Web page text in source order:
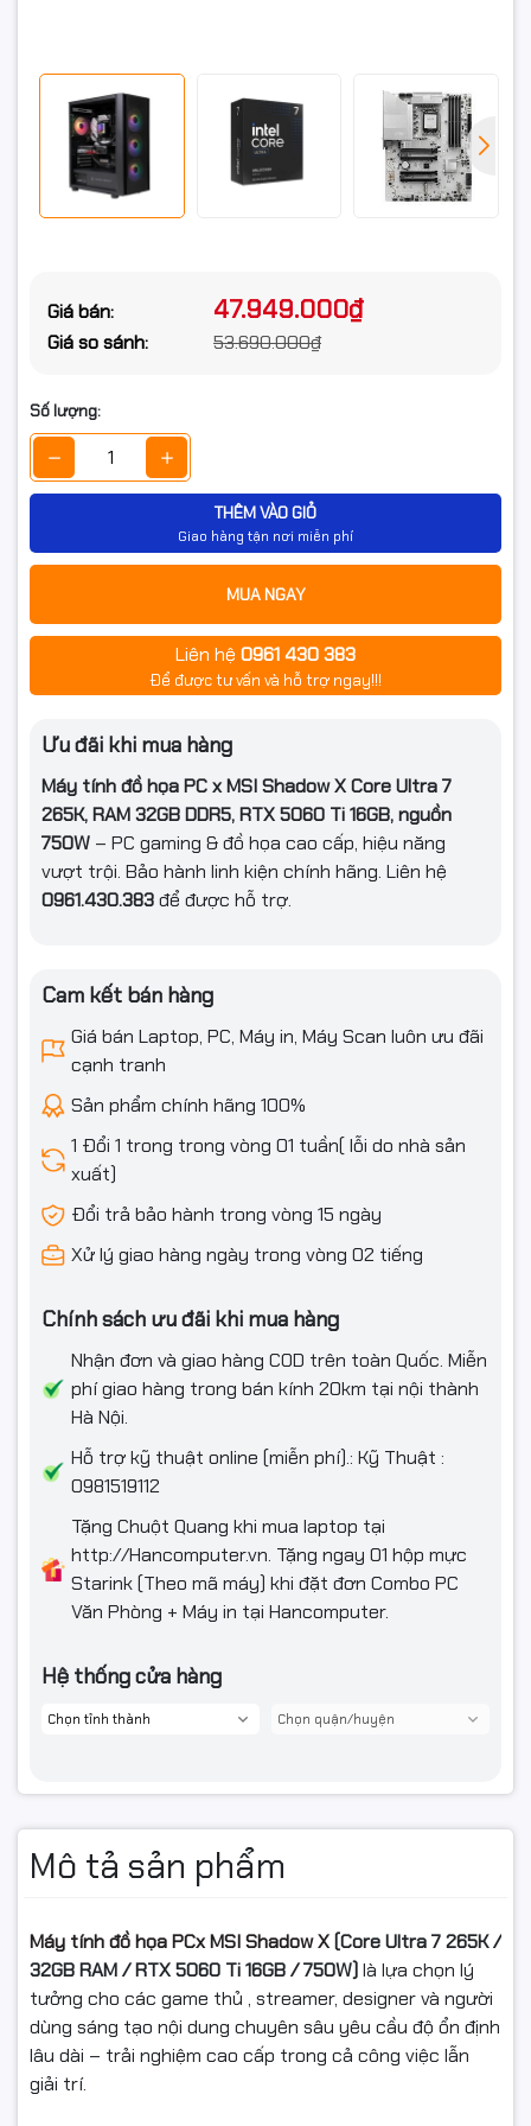
Giá bán: 47.949.000₫
Giá so sánh: 53.690.000₫
Số lượng:
THÊM VÀO GIỎ
Giao hàng tận nơi miễn phí
MUA NGAY
Liên hệ 0961 430 383
Để được tư vấn và hỗ trợ ngay!!!
Ưu đãi khi mua hàng
Máy tính đồ họa PC x MSI Shadow X Core Ultra 7
265K, RAM 32GB DDR5, RTX 5060 Ti 16GB, nguồn
750W – PC gaming & đồ họa cao cấp, hiệu năng
vượt trội. Bảo hành linh kiện chính hãng. Liên hệ
0961.430.383để được hỗ trợ.
Cam kết bán hàng
Giá bán Laptop, PC, Máy in, Máy Scan luôn ưu đãi
cạnh tranh
Sản phẩm chính hãng 100%
1 Đổi 1 trong trong vòng 01 tuần( lỗi do nhà sản
xuất)
Đổi trả bảo hành trong vòng 15 ngày
Xử lý giao hàng ngày trong vòng 02 tiếng
Chính sách ưu đãi khi mua hàng
Nhận đơn và giao hàng COD trên toàn Quốc. Miễn
phí giao hàng trong bán kính 20km tại nội thành
Hà Nội.
Hỗ trợ kỹ thuật online (miễn phí).: Kỹ Thuật :
0981519112
Tặng Chuột Quang khi mua laptop tại
http://Hancomputer.vn. Tặng ngay 01 hộp mực
Starink (Theo mã máy) khi đặt đơn Combo PC
Văn Phòng + Máy in tại Hancomputer.
Hệ thống cửa hàng
Mô tả sản phẩm
Máy tính đồ họa PCx MSI Shadow X(Core Ultra 7 265K /
32GB RAM / RTX 5060 Ti 16GB / 750W)là lựa chọn lý
tưởng cho các game thủ , streamer, designer và người
dùng sáng tạo nội dung chuyên sâu yêu cầu độ ổn định
lâu dài – trải nghiệm cao cấp trong cả công việc lẫn
giải trí.
Chi tiết Vga
MSI GeForce RTX 5060 Ti 16G
SHADOW 2X OC (GDDR7/ 128 bit)
( Bảo hành 36 tháng)
Nguồn máy tính MSI MAG
A750GL PCIe5 (750W/ 80 Plus
Fan ARGB)( Bảo hành 12 tháng)
Chọn thêm
472.5 x 210 x 498 mm
Hệ điều hành NoOS
Bảo hành Theo linh kiện